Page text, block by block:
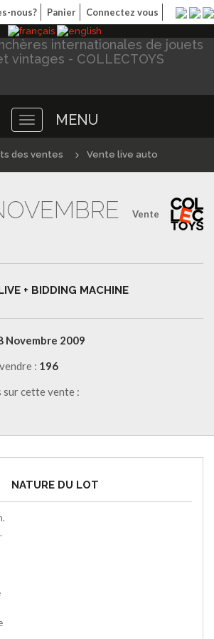
nous? Panier Connectez vous
Toggle
navigation
MENU
des ventes Vente live auto
Vente
+ BIDDING MACHINE
Novembre 2009
: 196
cette vente :
NATURE DU LOT